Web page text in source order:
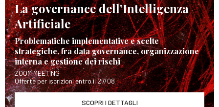
La governance dell’Intelligenza
Artificiale
Problematiche implementative e scelte
strategiche, fra data governance, organizzazione
interna e gestione dei rischi
ZOOM MEETING
Offerte per iscrizioni entro il 27/08
SCOPRI I DETTAGLI